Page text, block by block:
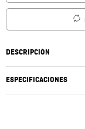
DESCRIPCIÓN
ESPECIFICACIONES